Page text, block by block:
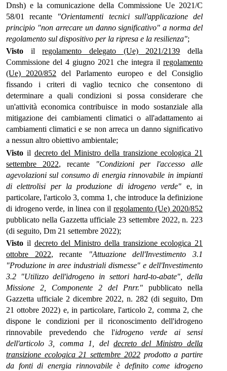
Dnsh) e la comunicazione della Commissione Ue 2021/C
58/01 recante "Orientamenti tecnici sull'applicazione del
principio "non arrecare un danno significativo" a norma del
regolamento sul dispositivo per la ripresa e la resilienza";
Visto ilregolamento delegato (Ue) 2021/2139 della
Commissione del 4 giugno 2021 che integra il regolamento
(Ue) 2020/852 del Parlamento europeo e del Consiglio
fissando i criteri di vaglio tecnico che consentono di
determinare a quali condizioni si possa considerare che
un'attività economica contribuisce in modo sostanziale alla
mitigazione dei cambiamenti climatici o all'adattamento ai
cambiamenti climatici e se non arreca un danno significativo
a nessun altro obiettivo ambientale;
Visto il decreto del Ministro della transizione ecologica 21
settembre 2022, recante
"Condizioni per l'accesso alle
agevolazioni sul consumo di energia rinnovabile in impianti
di elettrolisi per la produzione di idrogeno verde" e, in
particolare, l'articolo 3, comma 1, che introduce la definizione
di idrogeno verde, in linea con il regolamento (Ue) 2020/852
pubblicato nella Gazzetta ufficiale 23 settembre 2022, n. 223
(di seguito, Dm 21 settembre 2022);
Visto il decreto del Ministro della transizione ecologica 21
ottobre 2022, recante
"Attuazione dell'Investimento 3.1
"Produzione in aree industriali dismesse" e dell'Investimento
3.2 "Utilizzo dell'idrogeno in settori hard-to-abate", della
Missione 2, Componente 2 del Pnrr." pubblicato nella
Gazzetta ufficiale 2 dicembre 2022, n. 282 (di seguito, Dm
21 ottobre 2022) e, in particolare, l'articolo 2, comma 2, che
dispone le condizioni per il riconoscimento dell'idrogeno
rinnovabile prevedendo che l'idrogeno verde ai sensi
dell'articolo 3, comma 1, del decreto del Ministro della
transizione ecologica 21 settembre 2022prodotto a partire
da fonti di energia rinnovabile è definito come idrogeno